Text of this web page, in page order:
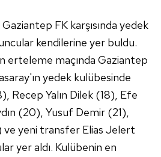
Gaziantep FK karşısında yedek
kendilerine yer buldu.
erteleme maçında Gaziantep
yedek kulübesinde
Recep Yalın Dilek (18), Efe
(20), Yusuf Demir (21),
ve yeni transfer Elias Jelert
yer aldı. Kulübenin en